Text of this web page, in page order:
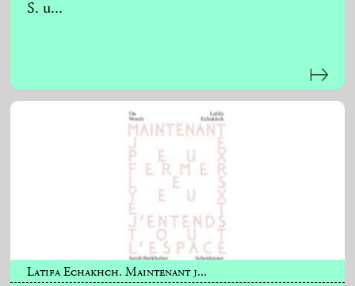
S. u...
Latifa Echakhch. Maintenant j...